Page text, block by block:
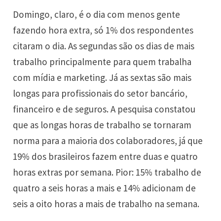
Domingo, claro, é o dia com menos gente
fazendo hora extra, só 1% dos respondentes
citaram o dia. As segundas são os dias de mais
trabalho principalmente para quem trabalha
com mídia e marketing. Já as sextas são mais
longas para profissionais do setor bancário,
financeiro e de seguros. A pesquisa constatou
que as longas horas de trabalho se tornaram
norma para a maioria dos colaboradores, já que
19% dos brasileiros fazem entre duas e quatro
horas extras por semana. Pior: 15% trabalho de
quatro a seis horas a mais e 14% adicionam de
seis a oito horas a mais de trabalho na semana.